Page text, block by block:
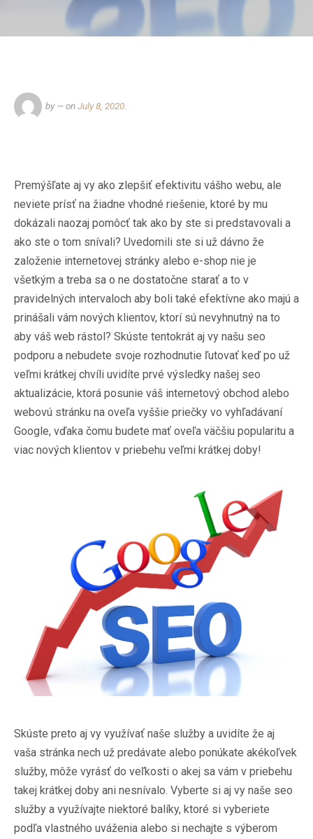
by — on July 8, 2020
Premýšľate aj vy ako zlepšiť efektivitu vášho webu, ale
neviete prísť na žiadne vhodné riešenie, ktoré by mu
dokázali naozaj pomôcť tak ako by ste si predstavovali a
ako ste o tom snívali? Uvedomili ste si už dávno že
založenie internetovej stránky alebo e-shop nie je
všetkým a treba sa o ne dostatočne starať a to v
pravidelných intervaloch aby boli také efektívne ako majú a
prinášali vám nových klientov, ktorí sú nevyhnutný na to
aby váš web rástol? Skúste tentokrát aj vy našu seo
podporu a nebudete svoje rozhodnutie ľutovať keď po už
veľmi krátkej chvíli uvidíte prvé výsledky našej seo
aktualizácie, ktorá posunie váš internetový obchod alebo
webovú stránku na oveľa vyššie priečky vo vyhľadávaní
Google, vďaka čomu budete mať oveľa väčšiu popularitu a
viac nových klientov v priebehu veľmi krátkej doby!
Skúste preto aj vy využívať naše služby a uvidíte že aj
vaša stránka nech už predávate alebo ponúkate akékoľvek
služby, môže vyrásť do veľkosti o akej sa vám v priebehu
takej krátkej doby ani nesnívalo. Vyberte si aj vy naše seo
služby a využívajte niektoré balíky, ktoré si vyberiete
podľa vlastného uváženia alebo si nechajte s výberom